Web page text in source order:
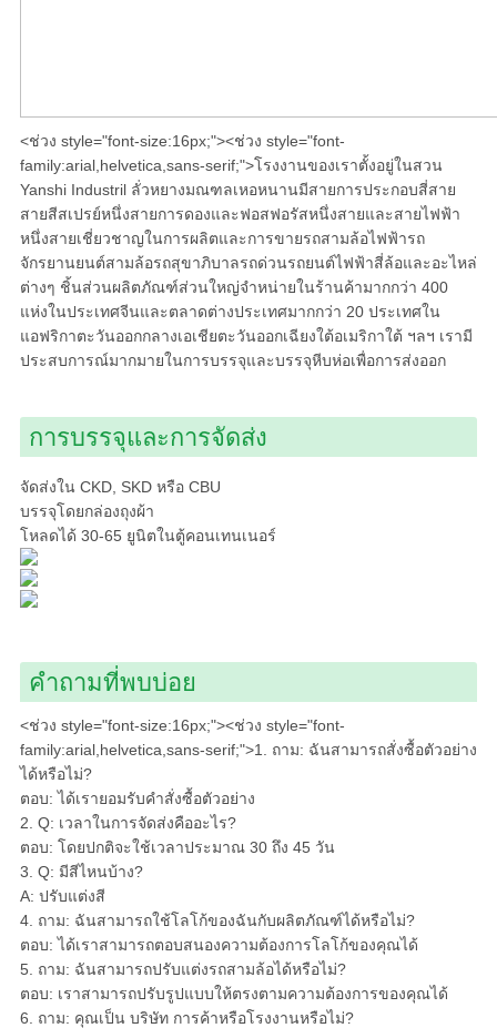
<ช่วง style="font-size:16px;"><ช่วง style="font-
family:arial,helvetica,sans-serif;">โรงงานของเราตั้งอยู่ในสวน
Yanshi Industril ลั่วหยางมณฑลเหอหนานมีสายการประกอบสี่สาย
สายสีสเปรย์หนึ่งสายการดองและฟอสฟอรัสหนึ่งสายและสายไฟฟ้า
หนึ่งสายเชี่ยวชาญในการผลิตและการขายรถสามล้อไฟฟ้ารถ
จักรยานยนต์สามล้อรถสุขาภิบาลรถด่วนรถยนต์ไฟฟ้าสี่ล้อและอะไหล่
ต่างๆ ชิ้นส่วนผลิตภัณฑ์ส่วนใหญ่จำหน่ายในร้านค้ามากกว่า 400
แห่งในประเทศจีนและตลาดต่างประเทศมากกว่า 20 ประเทศใน
แอฟริกาตะวันออกกลางเอเชียตะวันออกเฉียงใต้อเมริกาใต้ ฯลฯ เรามี
ประสบการณ์มากมายในการบรรจุและบรรจุหีบห่อเพื่อการส่งออก
การบรรจุและการจัดส่ง
จัดส่งใน CKD, SKD หรือ CBU
บรรจุโดยกล่องถุงผ้า
โหลดได้ 30-65 ยูนิตในตู้คอนเทนเนอร์
คำถามที่พบบ่อย
<ช่วง style="font-size:16px;"><ช่วง style="font-
family:arial,helvetica,sans-serif;">1. ถาม: ฉันสามารถสั่งซื้อตัวอย่าง
ได้หรือไม่?
ตอบ: ได้เรายอมรับคำสั่งซื้อตัวอย่าง
2. Q: เวลาในการจัดส่งคืออะไร?
ตอบ: โดยปกติจะใช้เวลาประมาณ 30 ถึง 45 วัน
3. Q: มีสีไหนบ้าง?
A: ปรับแต่งสี
4. ถาม: ฉันสามารถใช้โลโก้ของฉันกับผลิตภัณฑ์ได้หรือไม่?
ตอบ: ได้เราสามารถตอบสนองความต้องการโลโก้ของคุณได้
5. ถาม: ฉันสามารถปรับแต่งรถสามล้อได้หรือไม่?
ตอบ: เราสามารถปรับรูปแบบให้ตรงตามความต้องการของคุณได้
6. ถาม: คุณเป็น บริษัท การค้าหรือโรงงานหรือไม่?